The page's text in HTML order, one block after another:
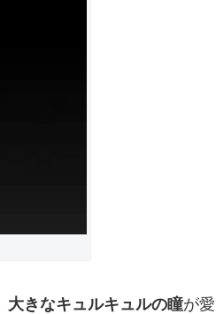
大きなキュルキュルの瞳が